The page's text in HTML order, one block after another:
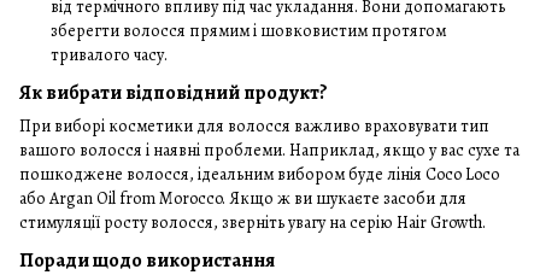
від термічного впливу під час укладання. Вони допомагають
зберегти волосся прямим і шовковистим протягом
тривалого часу.
Як вибрати відповідний продукт?
При виборі косметики для волосся важливо враховувати тип
вашого волосся і наявні проблеми. Наприклад, якщо у вас сухе та
пошкоджене волосся, ідеальним вибором буде лінія Coco Loco
або Argan Oil from Morocco. Якщо ж ви шукаєте засоби для
стимуляції росту волосся, зверніть увагу на серію Hair Growth.
Поради щодо використання